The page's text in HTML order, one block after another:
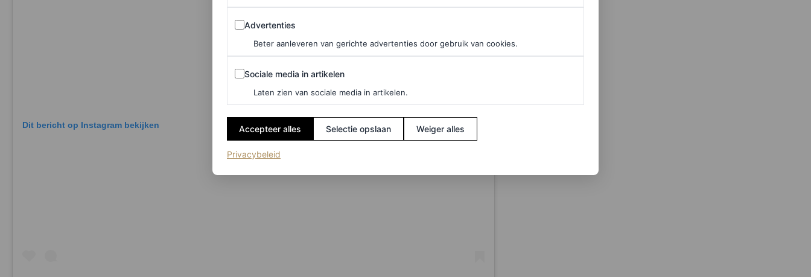
Dit bericht op Instagram bekijken
Advertenties
Advertenties
Beter aanleveren van gerichte advertenties door gebruik van cookies.
Sociale media in artikelen
Sociale media in artikelen
Laten zien van sociale media in artikelen.
Accepteer alles Selectie opslaan Weiger alles
Privacybeleid